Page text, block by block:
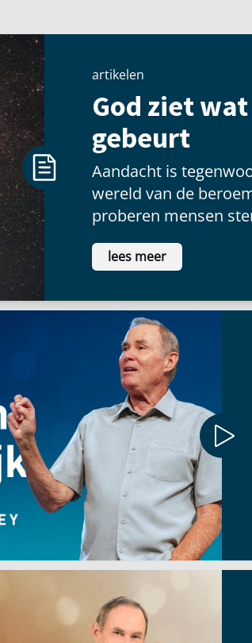
artikelen
God ziet
gebeurt
Aandacht is
wereld van de
proberen mensen
voldoening te vinden
schitteren.
lees meer